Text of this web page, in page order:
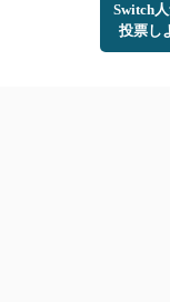
Switch
投票し